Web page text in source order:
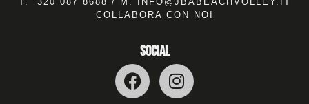
COLLABORA CON NOI
SOCIAL